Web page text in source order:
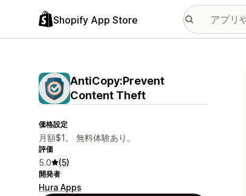
Shopify App Store
AntiCopy:Prevent
Content Theft
価格設定
月額$1。 無料体験あり。
評価
5.0 (5)
開発者
Hura Apps